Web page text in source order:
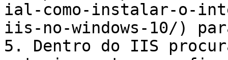
ial-como-instalar-o-
iis-no-windows-10/)
5. Dentro do IIS